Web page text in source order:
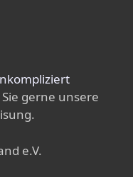
gerne unsere
e.V.